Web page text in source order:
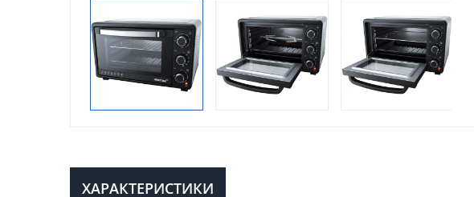
ХАРАКТЕРИСТИКИ